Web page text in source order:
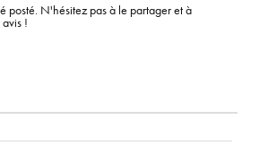
posté. N'hésitez pas à le partager et à
!